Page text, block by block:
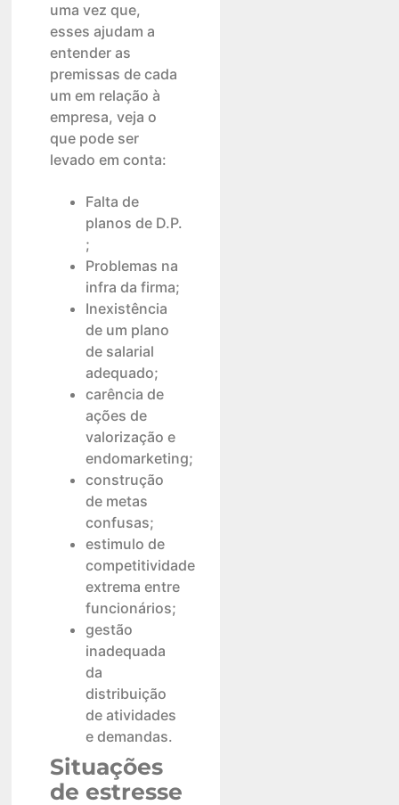
uma vez que,
esses ajudam a
entender as
premissas de cada
um em relação à
empresa, veja o
que pode ser
levado em conta:
Falta de
planos de D.P.
;
Problemas na
infra da firma;
Inexistência
de um plano
de salarial
adequado;
carência de
ações de
valorização e
endomarketing;
construção
de metas
confusas;
estimulo de
competitividade
extrema entre
funcionários;
gestão
inadequada
da
distribuição
de atividades
e demandas.
Situações
de estresse